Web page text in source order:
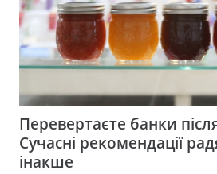
Перевертаєте банки
Сучасні рекомендації
інакше